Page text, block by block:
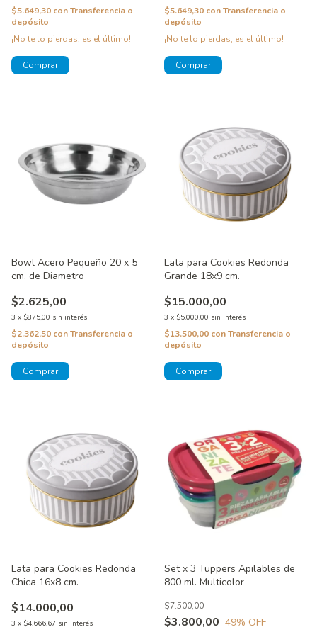
$5.649,30 conTransferencia o
depósito
¡No te lo pierdas, es el último!
$5.649,30 conTransferencia o
depósito
¡No te lo pierdas, es el último!
Bowl Acero Pequeño 20 x 5
cm. de Diametro
$2.625,00
3 x $875,00 sin interés
$2.362,50 conTransferencia o
depósito
Lata para Cookies Redonda
Grande 18x9 cm.
$15.000,00
3 x $5.000,00 sin interés
$13.500,00 conTransferencia o
depósito
Lata para Cookies Redonda
Chica 16x8 cm.
$14.000,00
3 x $4.666,67 sin interés
Set x 3 Tuppers Apilables de
800 ml. Multicolor
$3.800,00
$7.500,00
49% OFF